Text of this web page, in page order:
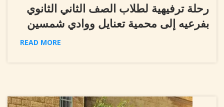
رحلة ترفيهية لطلاب الصف الثاني الثانوي
بفرعيه إلى محمية تعنايل ووادي شمسين
READ MORE